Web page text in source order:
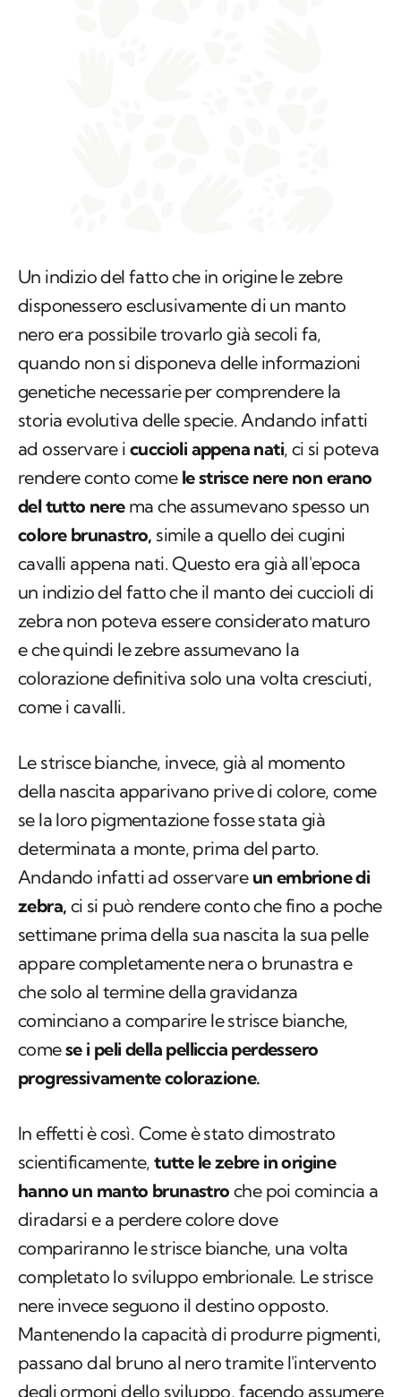
Un indizio del fatto che in origine le zebre
disponessero esclusivamente di un manto
nero era possibile trovarlo già secoli fa,
quando non si disponeva delle informazioni
genetiche necessarie per comprendere la
storia evolutiva delle specie. Andando infatti
ad osservare icuccioli appena nati, ci si poteva
rendere conto come le strisce nere non erano
del tutto nerema che assumevano spesso un
colore brunastro, simile a quello dei cugini
cavalli appena nati. Questo era già all'epoca
un indizio del fatto che il manto dei cuccioli di
zebra non poteva essere considerato maturo
e che quindi le zebre assumevano la
colorazione definitiva solo una volta cresciuti,
come i cavalli.
Le strisce bianche, invece, già al momento
della nascita apparivano prive di colore, come
se la loro pigmentazione fosse stata già
determinata a monte, prima del parto.
Andando infatti ad osservare un embrione di
zebra, ci si può rendere conto che fino a poche
settimane prima della sua nascita la sua pelle
appare completamente nera o brunastra e
che solo al termine della gravidanza
cominciano a comparire le strisce bianche,
comese i peli della pelliccia perdessero
progressivamente colorazione.
In effetti è così. Come è stato dimostrato
scientificamente,tutte le zebre in origine
hanno un manto brunastro che poi comincia a
diradarsi e a perdere colore dove
compariranno le strisce bianche, una volta
completato lo sviluppo embrionale. Le strisce
nere invece seguono il destino opposto.
Mantenendo la capacità di produrre pigmenti,
passano dal bruno al nero tramite l'intervento
degli ormoni dello sviluppo, facendo assumere